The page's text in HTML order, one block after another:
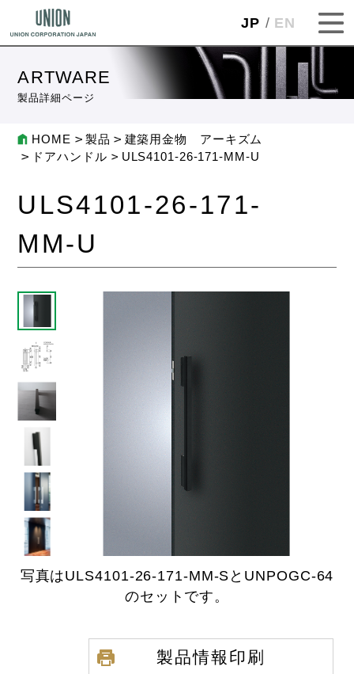
JP EN
ARTWARE
製品詳細ページ
HOME 製品
建築用金物 アーキズム
ドアハンドル
ULS4101-26-171-MM-U
ULS4101-26-171-
MM-U
写真はULS4101-26-171-MM-SとUNPOGC-64
のセットです。
製品情報印刷